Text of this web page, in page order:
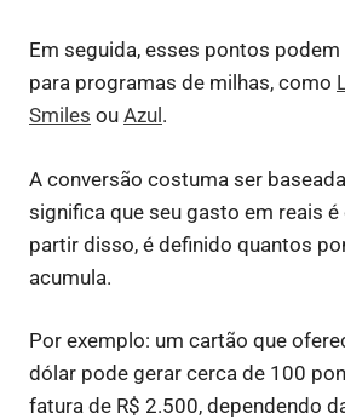
Em seguida, esses pontos
para programas de milhas, como
Smiles ou Azul .
A conversão costuma ser
significa que seu gasto em reais é
partir disso, é definido quantos
acumula.
Por exemplo: um cartão que
dólar pode gerar cerca de 100
fatura de R$ 2.500, dependendo